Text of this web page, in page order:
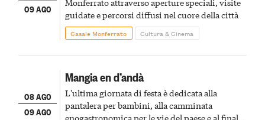
09 AGO
Monferrato attraverso aperture speciali, visite
guidate e percorsi diffusi nel cuore della città
Casale Monferrato Cultura & Cinema
08 AGO
09 AGO
Mangia en d’andà
L'ultima giornata di festa è dedicata alla
pantalera per bambini, alla camminata